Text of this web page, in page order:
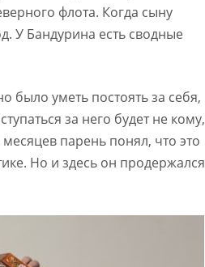
флота. Когда сыну
У Бандурина есть сводные
было уметь постоять за себя,
за него будет не кому,
парень понял, что это
Но и здесь он продержался